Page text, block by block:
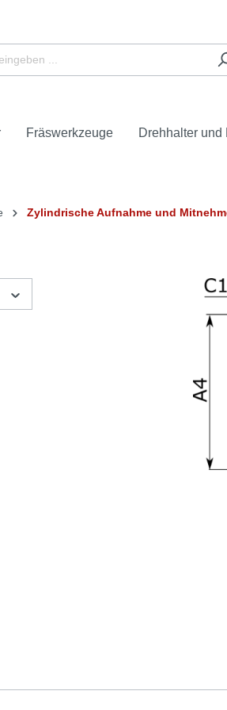
Fräswerkzeuge Drehhalter
Zylindrische Aufnahme und